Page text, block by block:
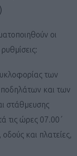
οι
των
και των
στάθμευσης
τις ώρες 07.00΄
και πλατείες,